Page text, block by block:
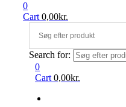
0
Cart 0,00kr.
Search for:
0
Cart 0,00kr.